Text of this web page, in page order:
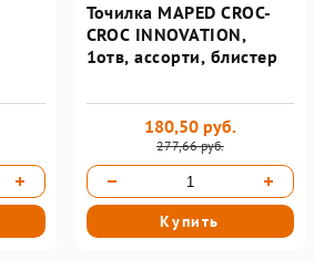
Точилка MAPED CROC-
CROC INNOVATION,
1отв, ассорти, блистер
277,66 руб.
180,50 руб.
Купить